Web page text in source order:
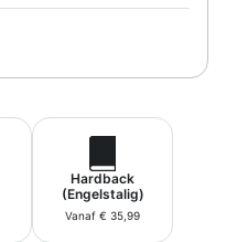
Hardback
(Engelstalig)
Vanaf € 35,99